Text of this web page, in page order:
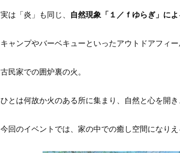
実は「炎」も同じ、 自然現象「１／ｆゆらぎ」に
キャンプやバーベキューといったアウトドアフィー
古民家での囲炉裏の火。
ひとは何故か火のある所に集まり、自然と心を開
今回のイベントでは、家の中での癒し空間になり